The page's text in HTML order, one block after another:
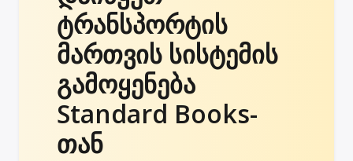
ტრანსპორტის
მართვის სისტემის
გამოყენება
Standard Books-
თან